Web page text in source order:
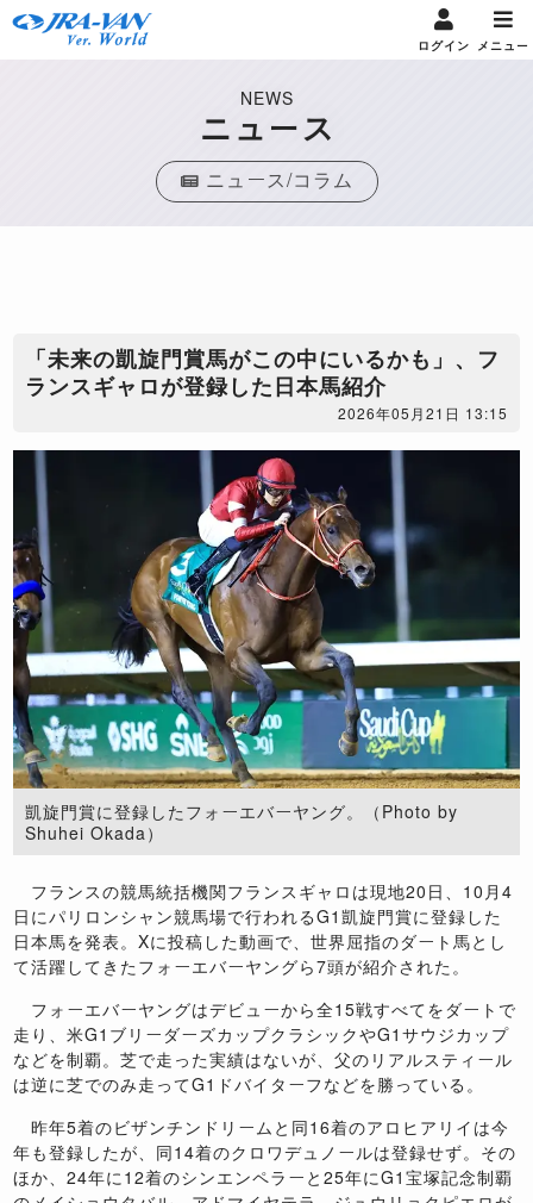
ログイン メニュー
NEWS
ニュース
ニュース/コラム
「未来の凱旋門賞馬がこの中にいるかも」、フ
ランスギャロが登録した日本馬紹介
2026年05月21日 13:15
凱旋門賞に登録したフォーエバーヤング。（Photo by
Shuhei Okada）
フランスの競馬統括機関フランスギャロは現地20 日、 10 月4
日にパリロンシャン競馬場で行われるG1凱旋門賞に登録した
日本馬を発表。Xに投稿した動画で、世界屈指のダート馬とし
て活躍してきたフォーエバーヤングら7頭が紹介された。
フォーエバーヤングはデビューから全15戦すべてをダートで
走り、米G1 ブリーダーズカップクラシックやG1サウジカップ
などを制覇。芝で走った実績はないが、父のリアルスティール
は逆に芝でのみ走ってG1 ドバイターフなどを勝っている。
昨年5着のビザンチンドリームと同16着のアロヒアリイは今
年も登録したが、同14着のクロワデュノールは登録せず。その
ほか、24年に 12着のシンエンペラーと25年にG1宝塚記念制覇